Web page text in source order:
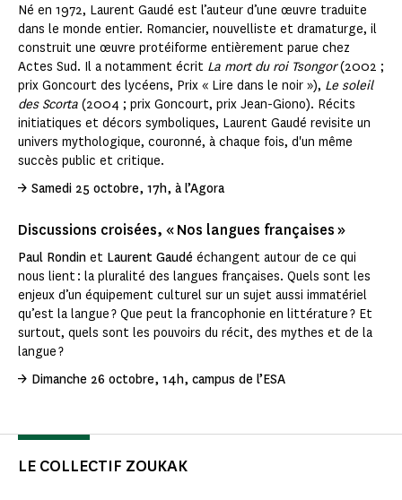
Né en 1972, Laurent Gaudé est l’auteur d’une œuvre traduite
dans le monde entier. Romancier, nouvelliste et dramaturge, il
construit une œuvre protéiforme entièrement parue chez
Actes Sud. Il a notamment écrit La mort du roi Tsongor(2002 ;
prix Goncourt des lycéens, Prix « Lire dans le noir »), Le soleil
des Scorta (2004 ; prix Goncourt, prix Jean-Giono). Récits
initiatiques et décors symboliques, Laurent Gaudé revisite un
univers mythologique, couronné, à chaque fois, d'un même
succès public et critique.
→ Samedi 25 octobre, 17h, à l’Agora
Discussions croisées, « Nos langues françaises »
Paul Rondin et Laurent Gaudé échangent autour de ce qui
nous lient : la pluralité des langues françaises. Quels sont les
enjeux d’un équipement culturel sur un sujet aussi immatériel
qu’est la langue ? Que peut la francophonie en littérature ? Et
surtout, quels sont les pouvoirs du récit, des mythes et de la
langue ?
→ Dimanche 26 octobre, 14h, campus de l’ESA
LE COLLECTIF ZOUKAK